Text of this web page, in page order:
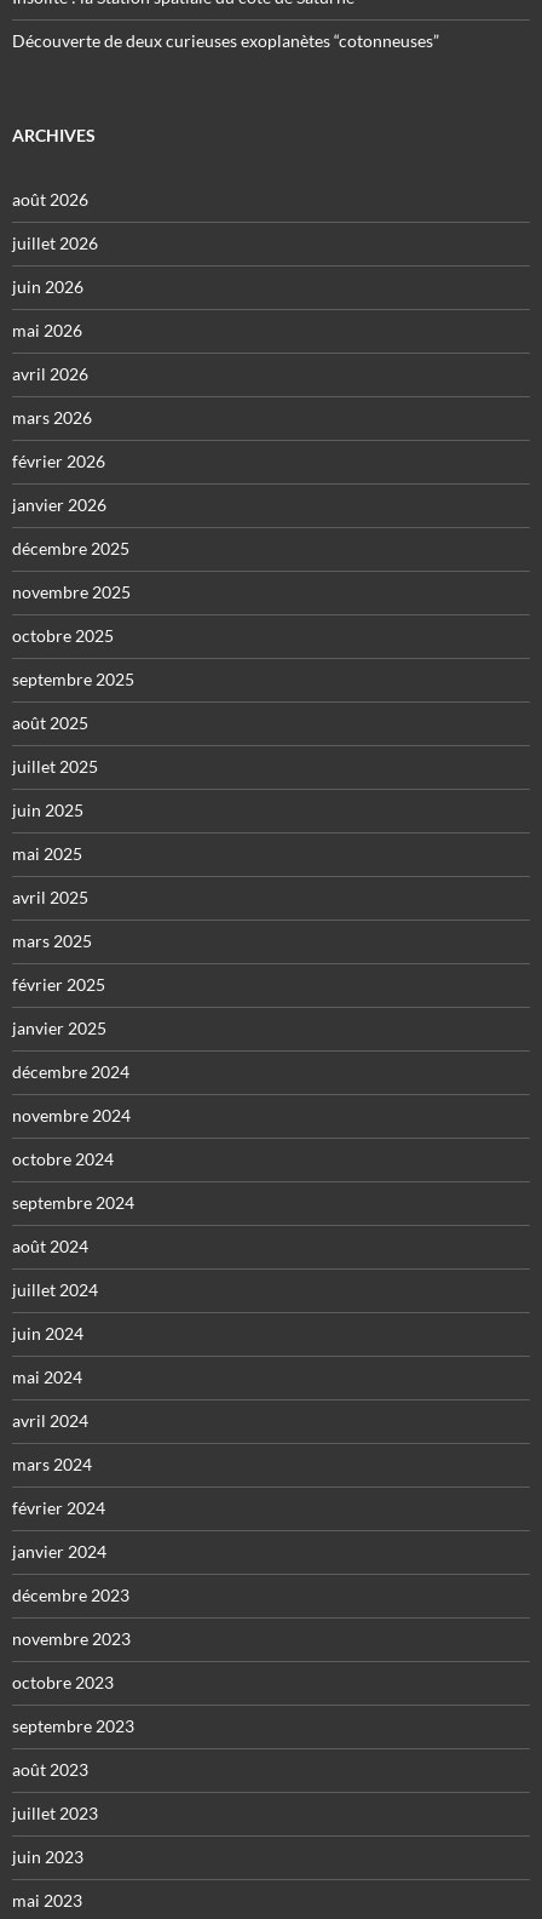
Découverte de deux curieuses exoplanètes “cotonneuses”
ARCHIVES
août 2026
juillet 2026
juin 2026
mai 2026
avril 2026
mars 2026
février 2026
janvier 2026
décembre 2025
novembre 2025
octobre 2025
septembre 2025
août 2025
juillet 2025
juin 2025
mai 2025
avril 2025
mars 2025
février 2025
janvier 2025
décembre 2024
novembre 2024
octobre 2024
septembre 2024
août 2024
juillet 2024
juin 2024
mai 2024
avril 2024
mars 2024
février 2024
janvier 2024
décembre 2023
novembre 2023
octobre 2023
septembre 2023
août 2023
juillet 2023
juin 2023
mai 2023